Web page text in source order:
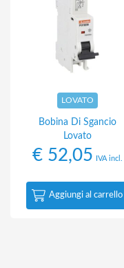
LOVATO
Bobina Di Sgancio
Lovato
€52,05 IVA incl.
Aggiungi al carrello